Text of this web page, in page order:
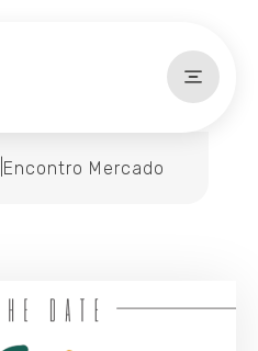
Encontro Mercado